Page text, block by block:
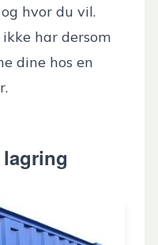
hvor du vil.
har dersom
dine hos en